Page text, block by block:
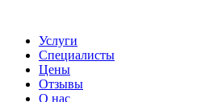
Услуги
Специалисты
Цены
Отзывы
О нас